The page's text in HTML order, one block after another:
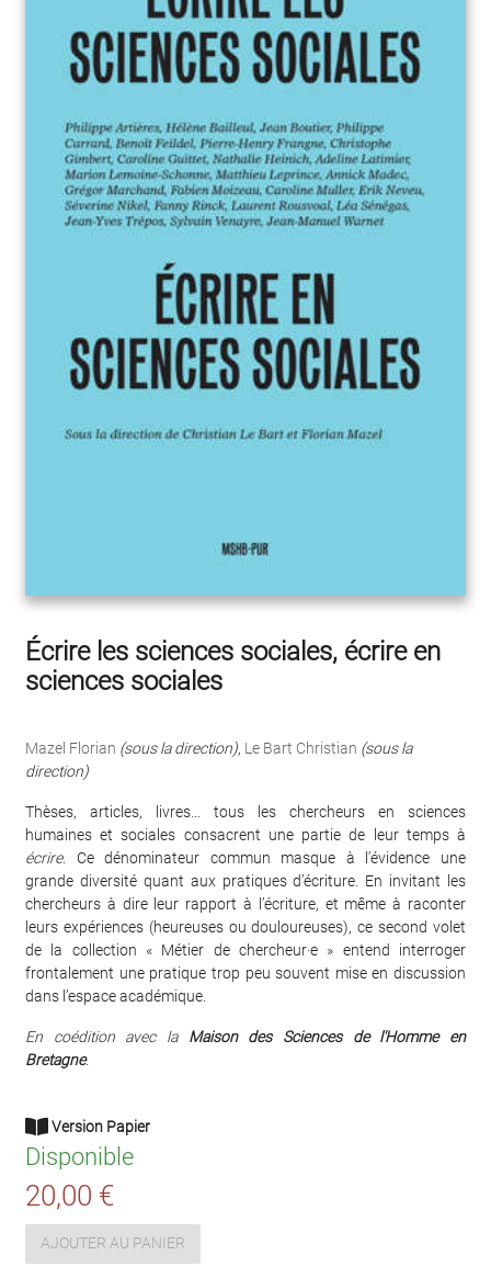
Écrire les sciences sociales, écrire en
sciences sociales
Mazel Florian (sous la direction), Le Bart Christian (sous la
direction)
Thèses, articles, livres… tous les chercheurs en sciences
humaines et sociales consacrent une partie de leur temps à
écrire. Ce dénominateur commun masque à l’évidence une
grande diversité quant aux pratiques d’écriture. En invitant les
chercheurs à dire leur rapport à l’écriture, et même à raconter
leurs expériences (heureuses ou douloureuses), ce second volet
de la collection « Métier de chercheur·e » entend interroger
frontalement une pratique trop peu souvent mise en discussion
dans l’espace académique.
En coédition avec la Maison des Sciences de l'Homme en
Bretagne.
Version Papier
Disponible
20,00 €
AJOUTER AU PANIER